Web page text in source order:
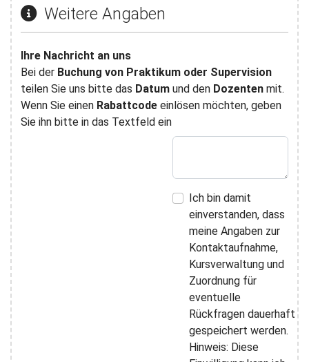
Weitere Angaben
Ihre Nachricht an uns
Bei der Buchung von Praktikum oder Supervision
teilen Sie uns bitte das Datum und den Dozentenmit.
Wenn Sie einen Rabattcodeeinlösen möchten, geben
Sie ihn bitte in das Textfeld ein
Ich bin damit
einverstanden, dass
meine Angaben zur
Kontaktaufnahme,
Kursverwaltung und
Zuordnung für
eventuelle
Rückfragen dauerhaft
gespeichert werden.
Hinweis: Diese